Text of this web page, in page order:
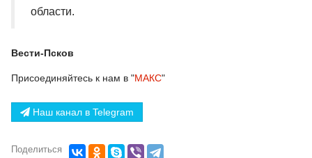
области.
Вести-Псков
Присоединяйтесь к нам в "МАКС"
Наш канал в Telegram
Поделиться